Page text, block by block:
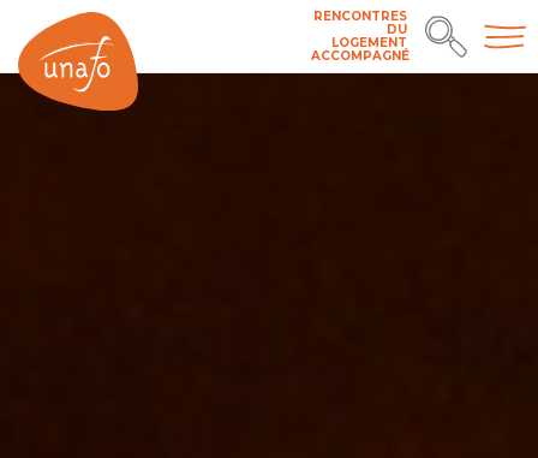
RENCONTRES
DU
LOGEMENT
ACCOMPAGNÉ